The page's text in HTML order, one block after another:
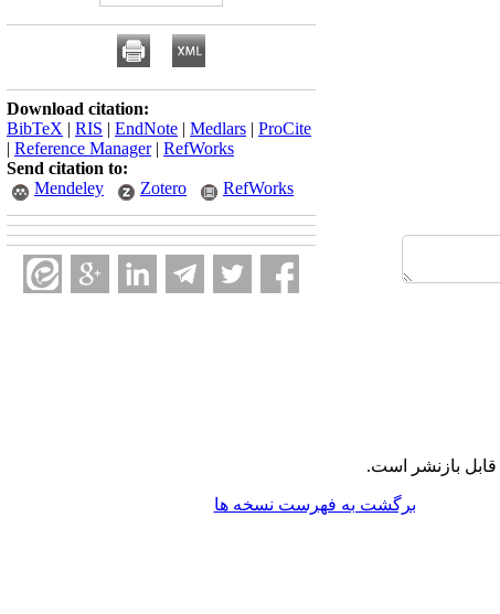
Download citation:
BibTeX | RIS | EndNote | Medlars | ProCite
| Reference Manager| RefWorks
Send citation to:
Mendeley
Zotero RefWorks
قابل بازنشر است.
برگشت به فهرست نسخه ها